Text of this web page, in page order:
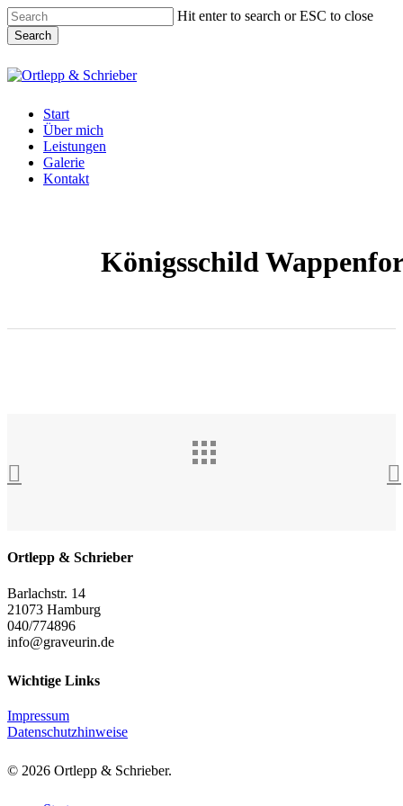
Skip
to
main
Hit enter to search or ESC to close
Search
Close
Menu
Start
Über mich
Leistungen
Galerie
Kontakt
Königsschild
Ortlepp & Schrieber
Barlachstr. 14
21073 Hamburg
040/774896
info@graveurin.de
Wichtige Links
Impressum
Datenschutzhinweise
© 2026 Ortlepp & Schrieber.